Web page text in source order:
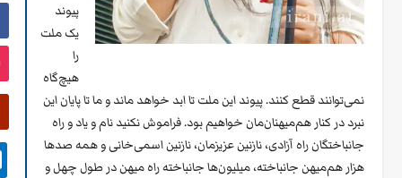
پیوند
یک ملت
را
هیچ‌گاه
نمی‌توانند قطع کنند. پیوند این ملت تا ابد خواهد ماند و ما تا پایان این
نبرد در کنار هم‌میهنان‌مان خواهیم بود. فراموش نکنید نام و یاد و راه
جانباختگان راه آزادی، نازنین عزیزمان، نازنین اسمی‌خانی و همه صدها
هزار هم‌میهن جانباخته، میلیون‌ها جانباخته راه میهن در طول چهل و